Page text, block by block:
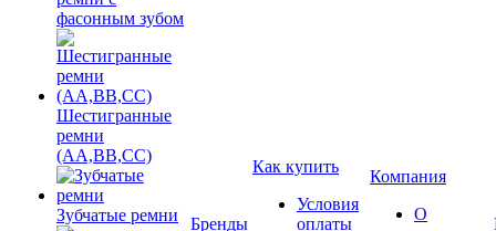
фасонным зубом
Шестигранные
ремни
(AA,BB,CC)
Зубчатые ремни Бренды
Как купить
Условия
оплаты
Компания
О